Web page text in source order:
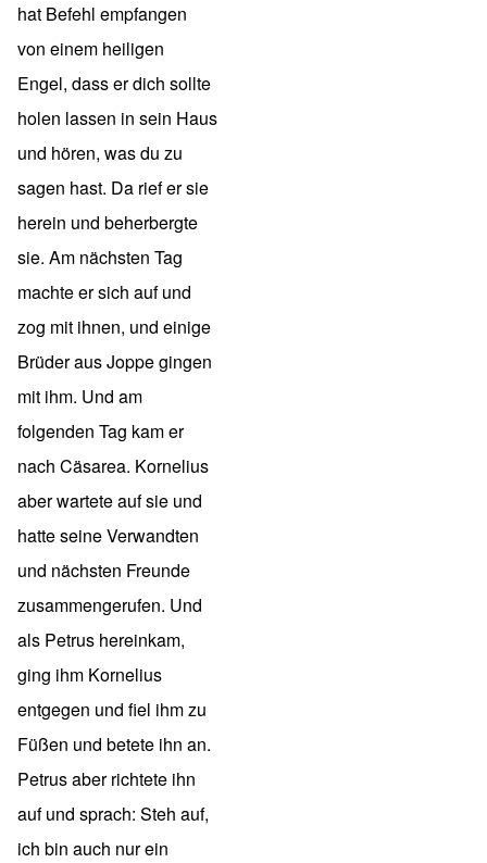
hat Befehl empfangen
von einem heiligen
Engel, dass er dich sollte
holen lassen in sein Haus
und hören, was du zu
sagen hast. Da rief er sie
herein und beherbergte
sie. Am nächsten Tag
machte er sich auf und
zog mit ihnen, und einige
Brüder aus Joppe gingen
mit ihm. Und am
folgenden Tag kam er
nach Cäsarea. Kornelius
aber wartete auf sie und
hatte seine Verwandten
und nächsten Freunde
zusammengerufen. Und
als Petrus hereinkam,
ging ihm Kornelius
entgegen und fiel ihm zu
Füßen und betete ihn an.
Petrus aber richtete ihn
auf und sprach: Steh auf,
ich bin auch nur ein